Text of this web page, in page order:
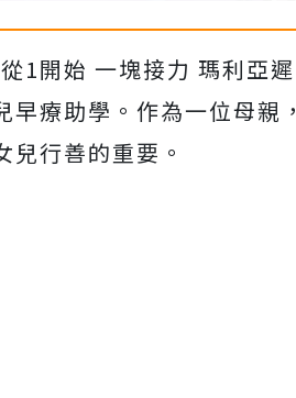
1開始 一塊接力 瑪利亞遲
療助學。作為一位母親，
行善的重要。